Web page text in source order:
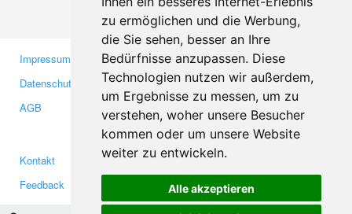
zu ermöglichen und die Werbung,
die Sie sehen, besser an Ihre
Bedürfnisse anzupassen. Diese
Technologien nutzen wir außerdem,
um Ergebnisse zu messen, um zu
verstehen, woher unsere Besucher
kommen oder um unsere Website
weiter zu entwickeln.
Alle akzeptieren
Impressum
Datenschutzerklärung
AGB
Gewerbetreibende
Investoren
Medien
Kontakt
Feedback
Facebook
Twitter
YouTube